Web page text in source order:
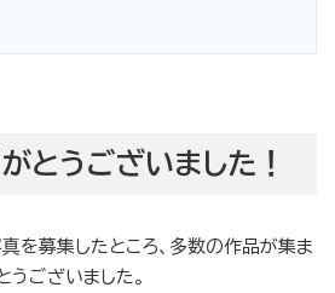
とうございました！
を募集したところ、多数の作品が集ま
うございました。